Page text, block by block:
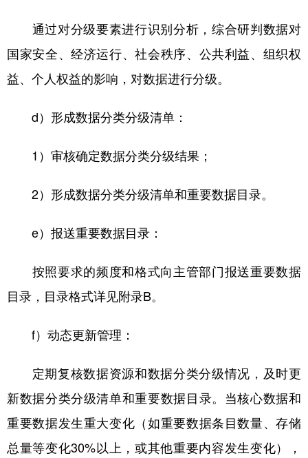
通过对分级要素进行识别分析，综合研判数据对
国家安全、经济运行、社会秩序、公共利益、组织权
益、个人权益的影响，对数据进行分级。
d）形成数据分类分级清单：
1）审核确定数据分类分级结果；
2）形成数据分类分级清单和重要数据目录。
e）报送重要数据目录：
按照要求的频度和格式向主管部门报送重要数据
目录，目录格式详见附录B。
f）动态更新管理：
定期复核数据资源和数据分类分级情况，及时更
新数据分类分级清单和重要数据目录。当核心数据和
重要数据发生重大变化（如重要数据条目数量、存储
总量等变化30%以上，或其他重要内容发生变化），